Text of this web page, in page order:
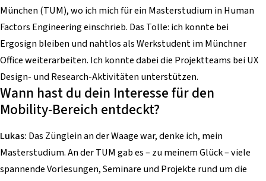
München (TUM), wo ich mich für ein Masterstudium in Human
Factors Engineering einschrieb. Das Tolle: ich konnte bei
Ergosign bleiben und nahtlos als Werkstudent im Münchner
Office weiterarbeiten. Ich konnte dabei die Projektteams bei UX
Design- und Research-Aktivitäten unterstützen.
Wann hast du dein Interesse für den
Mobility-Bereich entdeckt?
Lukas: Das Zünglein an der Waage war, denke ich, mein
Masterstudium. An der TUM gab es – zu meinem Glück – viele
spannende Vorlesungen, Seminare und Projekte rund um die